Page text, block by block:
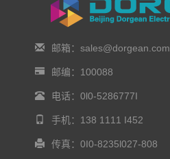
邮箱：sales@dorgean.com
邮编：100088
电话：0l0-5286777I
手机：138 1111 I452
传真：0I0-8235l027-808